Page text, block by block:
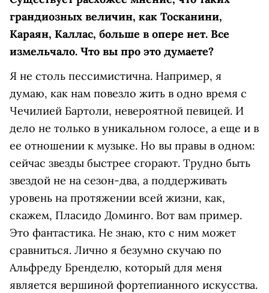
грандиозных величин, как Тосканини,
Караян, Каллас, больше в опере нет. Все
измельчало. Что вы про это думаете?
Я не столь пессимистична. Например, я
думаю, как нам повезло жить в одно время с
Чечилией Бартоли, невероятной певицей. И
дело не только в уникальном голосе, а еще и в
ее отношении к музыке. Но вы правы в одном:
сейчас звезды быстрее сгорают. Трудно быть
звездой не на сезон-два, а поддерживать
уровень на протяжении всей жизни, как,
скажем, Пласидо Доминго. Вот вам пример.
Это фантастика. Не знаю, кто с ним может
сравниться. Лично я безумно скучаю по
Альфреду Бренделю, который для меня
является вершиной фортепианного искусства.